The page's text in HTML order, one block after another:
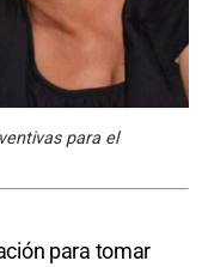
para el
para tomar